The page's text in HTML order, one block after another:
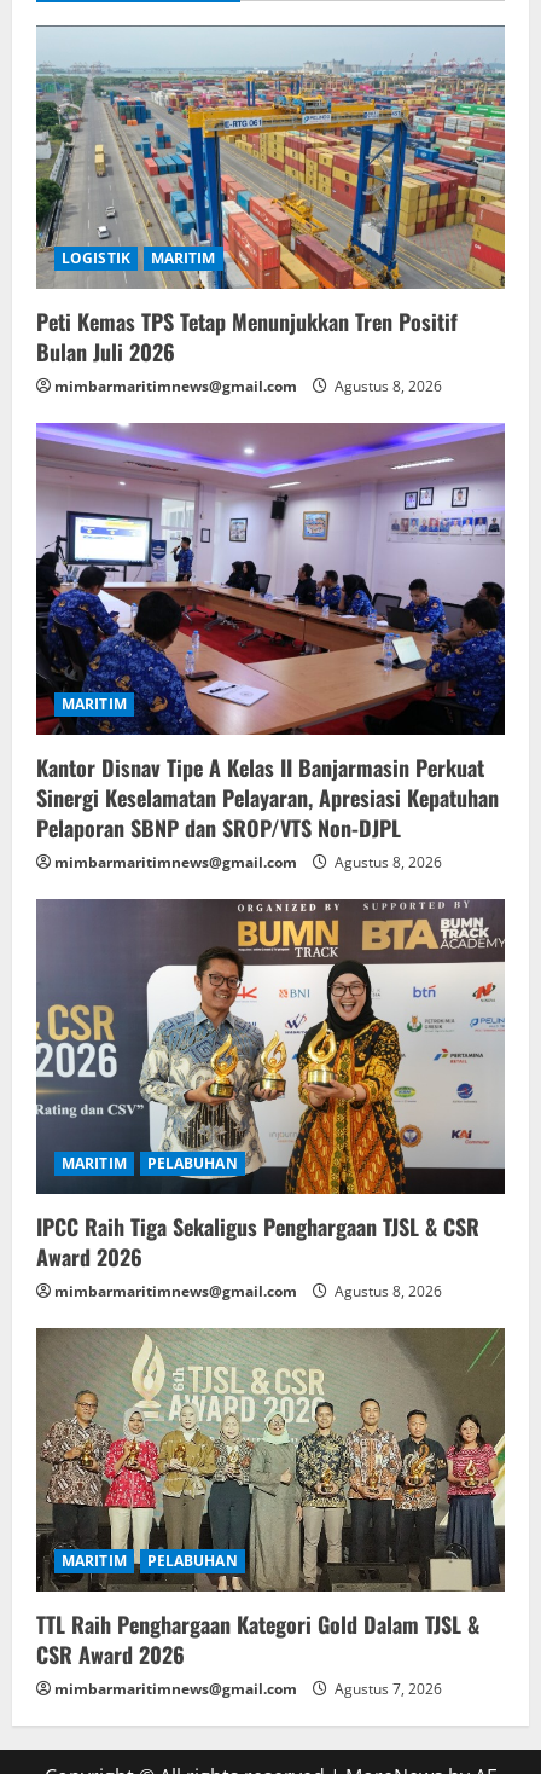
LOGISTIK MARITIM
Peti Kemas TPS Tetap Menunjukkan Tren Positif
Bulan Juli 2026
mimbarmaritimnews@gmail.com Agustus 8, 2026
MARITIM
Kantor Disnav Tipe A Kelas II Banjarmasin Perkuat
Sinergi Keselamatan Pelayaran, Apresiasi Kepatuhan
Pelaporan SBNP dan SROP/VTS Non-DJPL
mimbarmaritimnews@gmail.com Agustus 8, 2026
MARITIM PELABUHAN
IPCC Raih Tiga Sekaligus Penghargaan TJSL & CSR
Award 2026
mimbarmaritimnews@gmail.com Agustus 8, 2026
MARITIM PELABUHAN
TTL Raih Penghargaan Kategori Gold Dalam TJSL &
CSR Award 2026
mimbarmaritimnews@gmail.com Agustus 7, 2026